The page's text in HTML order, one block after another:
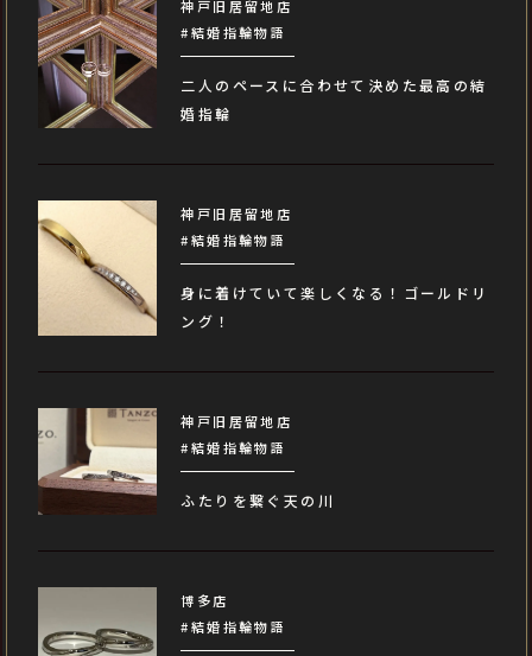
神戸旧居留地店
#結婚指輪物語
二人のペースに合わせて決めた最高の結
婚指輪
神戸旧居留地店
#結婚指輪物語
身に着けていて楽しくなる！ゴールドリ
ング！
神戸旧居留地店
#結婚指輪物語
ふたりを繋ぐ天の川
博多店
#結婚指輪物語